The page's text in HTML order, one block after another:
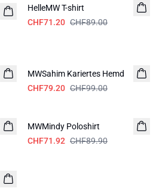
HelleMW T-shirt
CHF71.20 CHF89.00
MWSahim Kariertes Hemd
CHF79.20 CHF99.00
MWMindy Poloshirt
CHF71.92 CHF89.90